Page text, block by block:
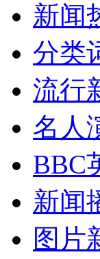
新闻
分类
流行
名人
BBC
新闻
图片